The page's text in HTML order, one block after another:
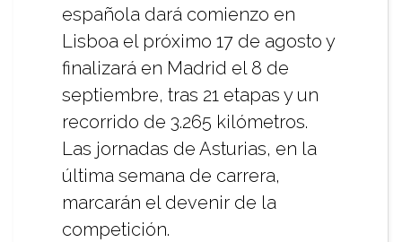
española dará comienzo en
Lisboa el próximo 17 de agosto y
finalizará en Madrid el 8 de
septiembre, tras 21 etapas y un
recorrido de 3.265 kilómetros.
Las jornadas de Asturias, en la
última semana de carrera,
marcarán el devenir de la
competición.